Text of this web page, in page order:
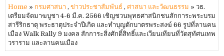
Home » กรมศาสนา , ข่าวประชาสัมพันธ์ , ศาสนา และวัฒนธรรม » วธ.
เตรียมจัดมาฆบูชา 4-6 มี.ค. 2566 เชิญชวนพุทธศาสนิกชนสักการะพระบรม
สารีริกธาตุ พระธาตุประจำปีเกิด และทำบุญตักบาตรพระสงฆ์ 66 รูปที่ลานคน
เมือง Walk Rally 9 มงคล สักการะสิ่งศักดิ์สิทธิ์และเวียนเทียนที่วัดสุทัศนเทพ
วราราม เเละลานคนเมือง